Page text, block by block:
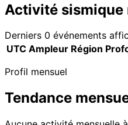
Activité sismique
Derniers 0 événements
UTC Ampleur Région
Profil mensuel
Tendance